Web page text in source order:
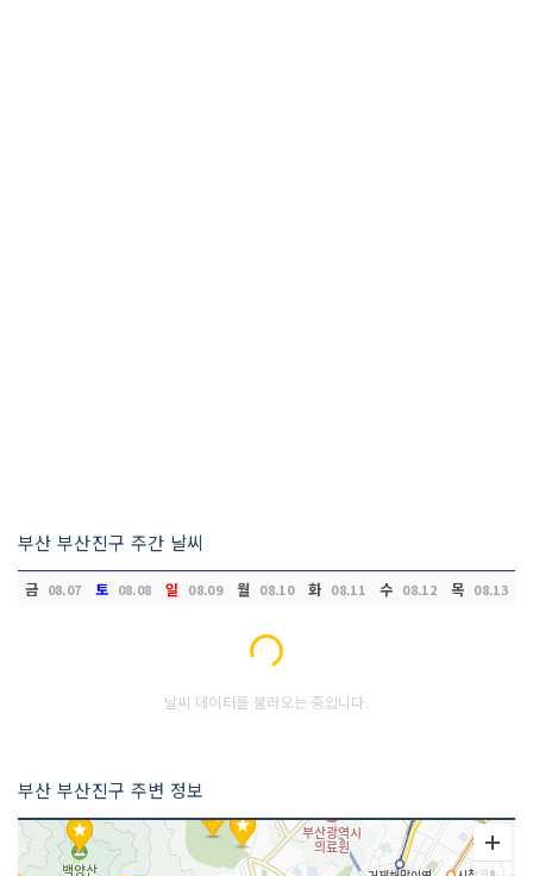
부산 부산진구 주간 날씨
금 08.07 토 08.08 일 08.09 월 08.10 화 08.11 수 08.12 목 08.13
Loading...
날씨 데이터를 불러오는 중입니다.
부산 부산진구 주변 정보